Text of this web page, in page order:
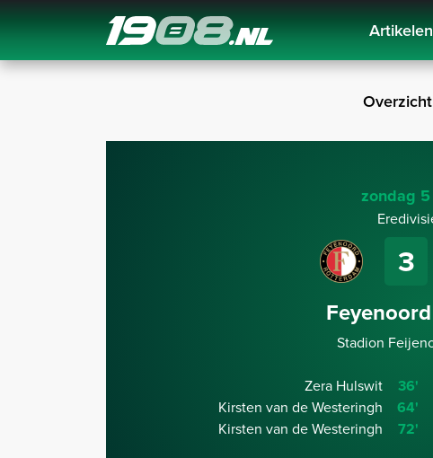
Navigation Artikelen
Overzicht
zondag
3
Stadion
Zera Hulswit
36'
Kirsten van de Westeringh
64'
Kirsten van de Westeringh
72'